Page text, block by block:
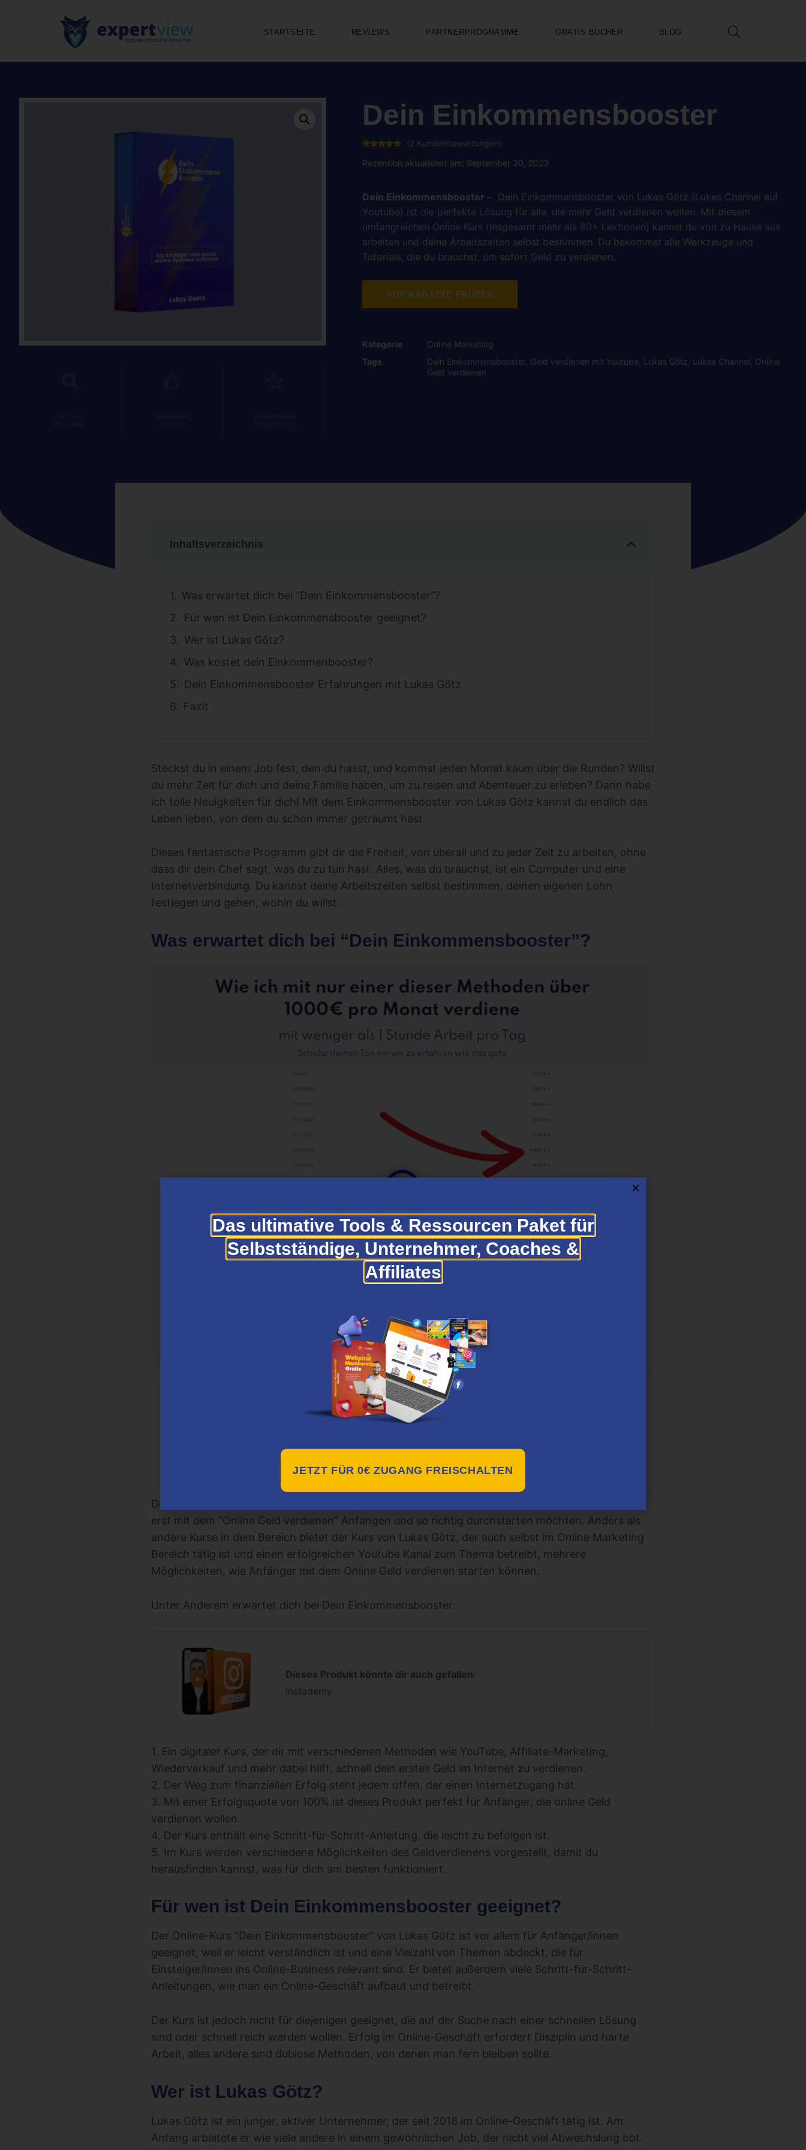
STARTSEITE REVIEWS PARTNERPROGRAMME GRATIS BÜCHER BLOG
Dein Einkommensbooster
mit5.00
von 5,
(2 Kundenbewertungen)
Rezension aktualisiert am: September 30, 2023
Dein Einkommensbooster – Dein Einkommensbooster von Lukas Götz (Lukes Channel auf
Youtube) ist die perfekte Lösung für alle, die mehr Geld verdienen wollen. Mit diesem
umfangreichen Online Kurs (Insgesamt mehr als 80+ Lektionen) kannst du von zu Hause aus
arbeiten und deine Arbeitszeiten selbst bestimmen. Du bekommst alle Werkzeuge und
Tutorials, die du brauchst, um sofort Geld zu verdienen.
AUF RABATTE PRÜFEN
Kategorie
Online Marketing
Tags
Dein Einkommensbooster, Geld verdienen mit Youtube Lukas Götz Lukes Channel Online
Geld verdienen
Inhaltsverzeichnis
Was erwartet dich bei “Dein Einkommensbooster”?
Für wen ist Dein Einkommensbooster geeignet?
Wer ist Lukas Götz?
Was kostet dein Einkommenbooster?
Dein Einkommensbooster Erfahrungen mit Lukas Götz
Fazit
Steckst du in einem Job fest, den du hasst, und kommst jeden Monat kaum über die Runden? Willst
du mehr Zeit für dich und deine Familie haben, um zu reisen und Abenteuer zu erleben? Dann habe
ich tolle Neuigkeiten für dich! Mit dem Einkommensbooster von Lukas Götz kannst du endlich das
Leben leben, von dem du schon immer geträumt hast.
Dieses fantastische Programm gibt dir die Freiheit, von überall und zu jeder Zeit zu arbeiten, ohne
dass dir dein Chef sagt, was du zu tun hast. Alles, was du brauchst, ist ein Computer und eine
Internetverbindung. Du kannst deine Arbeitszeiten selbst bestimmen, deinen eigenen Lohn
festlegen und gehen, wohin du willst.
Was erwartet dich bei “Dein Einkommensbooster”?
Dieses Produkt könnte dir auch gefallen:
Dein Einkommensbooster ist ein unglaublich umfangreicher Onlinekurs für Menschen, die gerade
erst mit dem “Online Geld verdienen” Anfangen und so richtig durchstarten möchten. Anders als
andere Kurse in dem Bereich bietet der Kurs von Lukas Götz, der auch selbst im Online Marketing
Bereich tätig ist und einen erfolgreichen Youtube Kanal zum Thema betreibt, mehrere
Möglichkeiten, wie Anfänger mit dem Online Geld verdienen starten können.
Unter Anderem erwartet dich bei Dein Einkommensbooster:
Dieses Produkt könnte dir auch gefallen:
Instademy
1. Ein digitaler Kurs, der dir mit verschiedenen Methoden wie YouTube, Affiliate-Marketing,
Wiederverkauf und mehr dabei hilft, schnell dein erstes Geld im Internet zu verdienen.
2. Der Weg zum finanziellen Erfolg steht jedem offen, der einen Internetzugang hat.
3. Mit einer Erfolgsquote von 100% ist dieses Produkt perfekt für Anfänger, die online Geld
verdienen wollen.
4. Der Kurs enthält eine Schritt-für-Schritt-Anleitung, die leicht zu befolgen ist.
5. Im Kurs werden verschiedene Möglichkeiten des Geldverdienens vorgestellt, damit du
herausfinden kannst, was für dich am besten funktioniert.
Für wen ist Dein Einkommensbooster geeignet?
Der Online-Kurs “Dein Einkommensbooster” von Lukas Götz ist vor allem für Anfänger/innen
geeignet, weil er leicht verständlich ist und eine Vielzahl von Themen abdeckt, die für
Einsteiger/innen ins Online-Business relevant sind. Er bietet außerdem viele Schritt-für-Schritt-
Anleitungen, wie man ein Online-Geschäft aufbaut und betreibt.
Der Kurs ist jedoch nicht für diejenigen geeignet, die auf der Suche nach einer schnellen Lösung
sind oder schnell reich werden wollen. Erfolg im Online-Geschäft erfordert Disziplin und harte
Arbeit, alles andere sind dubiose Methoden, von denen man fern bleiben sollte.
Wer ist Lukas Götz?
Lukas Götz ist ein junger, aktiver Unternehmer, der seit 2018 im Online-Geschäft tätig ist. Am
Anfang arbeitete er wie viele andere in einem gewöhnlichen Job, der nicht viel Abwechslung bot.
Das ultimative Tools & Ressourcen Paket für
Selbstständige, Unternehmer, Coaches &
Affiliates
JETZT FÜR 0€ ZUGANG FREISCHALTEN